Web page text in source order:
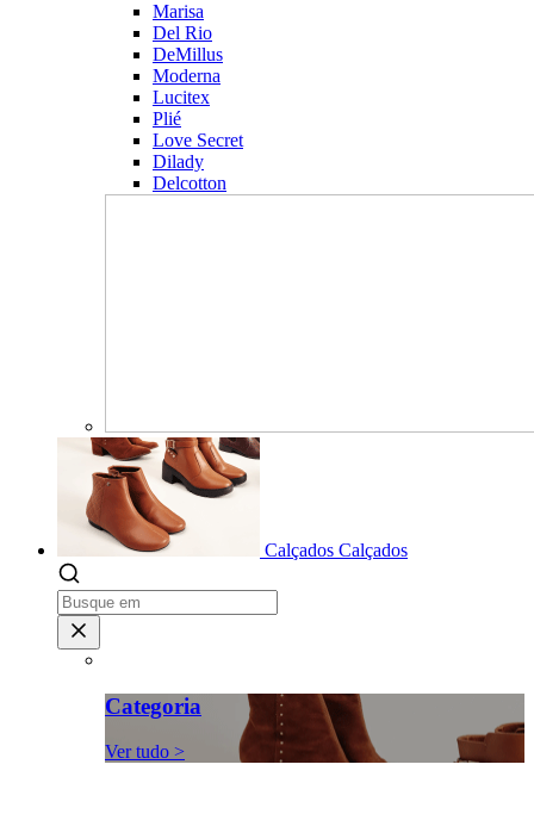
Marisa
Del Rio
DeMillus
Moderna
Lucitex
Plié
Love Secret
Dilady
Delcotton
Calçados Calçados
Categoria
Ver tudo >